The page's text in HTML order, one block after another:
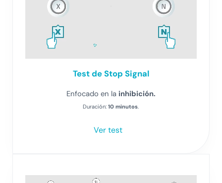
Test de Stop Signal
Enfocado en la inhibición.
Duración:10 minutos.
Ver test